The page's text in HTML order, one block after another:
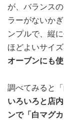
が、バランス
ラーがないか
ンプルで、縦
ほどよいサイ
オーブンにも
調べてみると
いろいろと店
ンで「白マグ